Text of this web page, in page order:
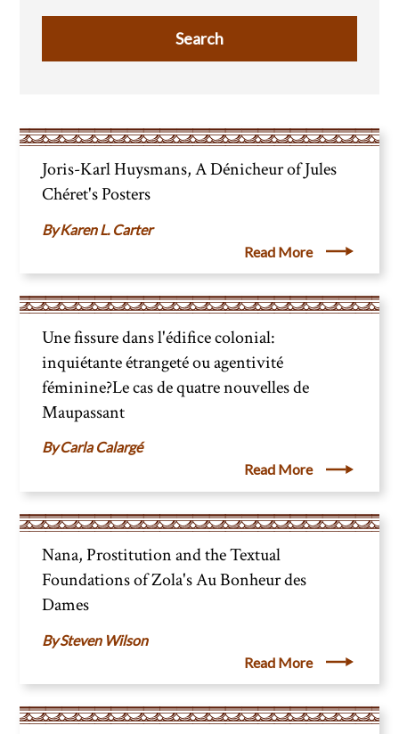
Joris-Karl Huysmans, A Dénicheur of Jules
Chéret's Posters
Karen L. Carter
Read More
Une fissure dans l'édifice colonial:
inquiétante étrangeté ou agentivité
féminine?Le cas de quatre nouvelles de
Maupassant
Carla Calargé
Read More
Nana, Prostitution and the Textual
Foundations of Zola's Au Bonheur des
Dames
Steven Wilson
Read More